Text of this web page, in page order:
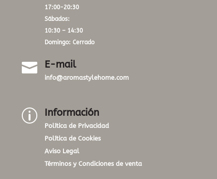
17:00-20:30
Sábados:
10:30 – 14:30
Domingo: Cerrado
 E-mail
info@aromastylehome.com
p Información
Política de Privacidad
Política de Cookies
Aviso Legal
Términos y Condiciones de venta